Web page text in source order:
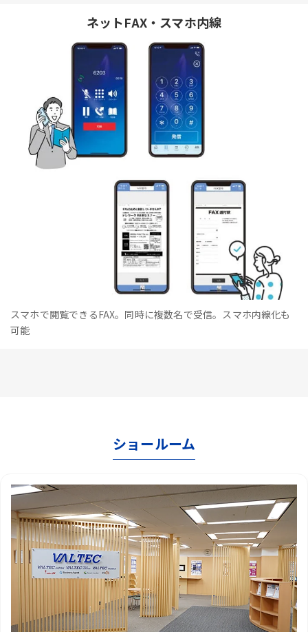
ネットFAX・スマホ内線
スマホで閲覧できるFAX。同時に複数名で受信。スマホ内線化も
可能
ショールーム